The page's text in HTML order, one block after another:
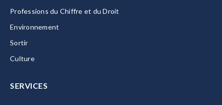
Professions du Chiffre et du Droit
Environnement
Sortir
Culture
SERVICES